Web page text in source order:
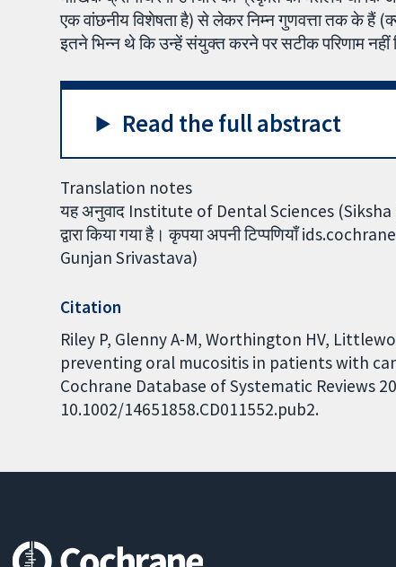
एक वांछनीय विशेषता है) से लेकर निम्न गुणवत्ता तक के हैं
इतने भिन्न थे कि उन्हें संयुक्त करने पर सटीक परिणाम नहीं
Read the full abstract
Translation notes
यह अनुवाद Institute of Dental Sciences
द्वारा किया गया है। कृपया अपनी टिप्पणियाँ
Gunjan Srivastava)
Citation
Riley P, Glenny A-M, Worthington HV,
preventing oral mucositis in patients with
Cochrane Database of Systematic Reviews
10.1002/14651858.CD011552.pub2.